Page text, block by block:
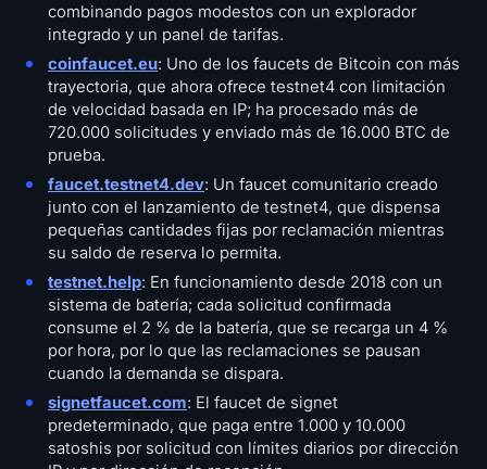
combinando pagos modestos con un explorador
integrado y un panel de tarifas.
coinfaucet.eu: Uno de los faucets de Bitcoin con más
trayectoria, que ahora ofrece testnet4 con limitación
de velocidad basada en IP; ha procesado más de
720.000 solicitudes y enviado más de 16.000 BTC de
prueba.
faucet.testnet4.dev: Un faucet comunitario creado
junto con el lanzamiento de testnet4, que dispensa
pequeñas cantidades fijas por reclamación mientras
su saldo de reserva lo permita.
testnet.help: En funcionamiento desde 2018 con un
sistema de batería; cada solicitud confirmada
consume el 2 % de la batería, que se recarga un 4 %
por hora, por lo que las reclamaciones se pausan
cuando la demanda se dispara.
signetfaucet.com: El faucet de signet
predeterminado, que paga entre 1.000 y 10.000
satoshis por solicitud con límites diarios por dirección